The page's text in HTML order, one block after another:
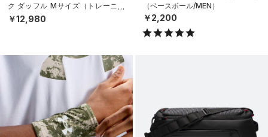
ク ダッフル Mサイズ（トレーニン
グ/UNISEX）
￥12,980
（ベースボール/MEN）
￥2,200